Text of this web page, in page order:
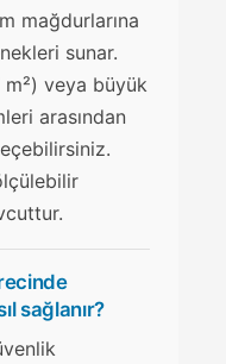
mağdurlarına
sunar.
veya büyük
arasından
sağlanır?